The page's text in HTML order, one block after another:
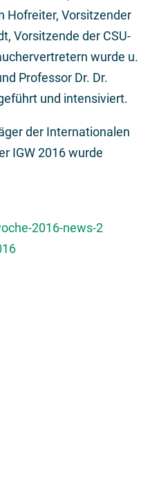
Hofreiter, Vorsitzender
Vorsitzende der CSU-
wurde u.
Professor Dr. Dr.
und intensiviert.
der Internationalen
IGW 2016 wurde
2016-news-2